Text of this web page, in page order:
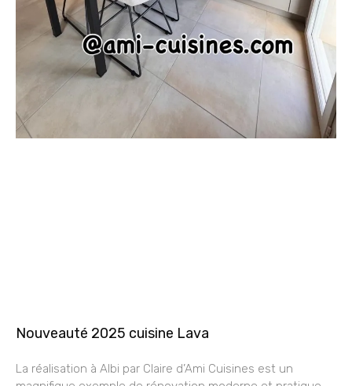
Nouveauté 2025 cuisine Lava
La réalisation à Albi par Claire d’Ami Cuisines est un